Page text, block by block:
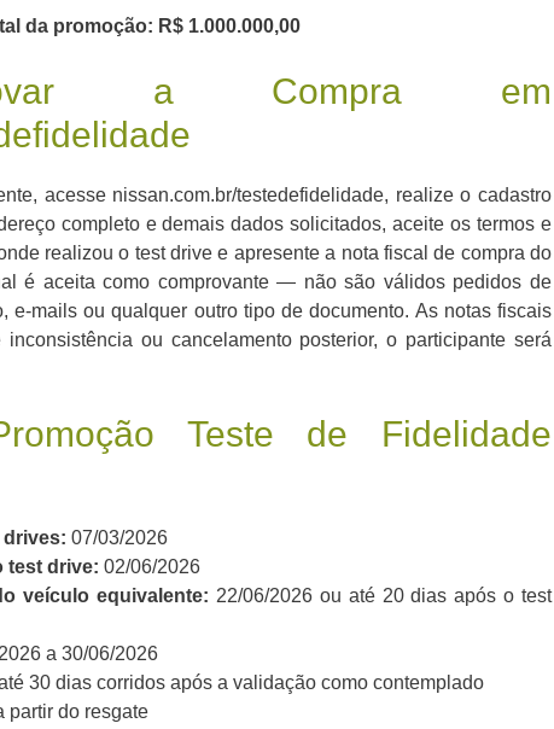
da promoção: R$ 1.000.000,00
a Compra em
acesse nissan.com.br/testedefidelidade, realize o cadastro
completo e demais dados solicitados, aceite os termos e
realizou o test drive e apresente a nota fiscal de compra do
é aceita como comprovante — não são válidos pedidos de
e-mails ou qualquer outro tipo de documento. As notas fiscais
ou cancelamento posterior, o participante será
Teste de Fidelidade
drives: 07/03/2026
test drive: 02/06/2026
veículo equivalente: 22/06/2026 ou até 20 dias após o test
a 30/06/2026
30 dias corridos após a validação como contemplado
partir do resgate